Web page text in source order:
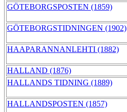
GÖTEBORGSPOSTEN (1859)
GÖTEBORGSTIDNINGEN (1902)
HAAPARANNANLEHTI (1882)
HALLAND (1876)
HALLANDS TIDNING (1889)
HALLANDSPOSTEN (1857)